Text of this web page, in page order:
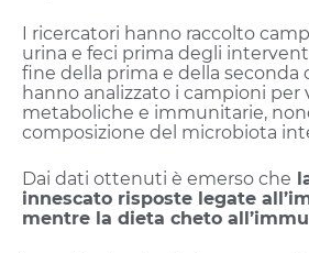
I ricercatori hanno raccolto
urina e feci prima degli
fine della prima e della seconda
hanno analizzato i campioni per
metaboliche e immunitarie,
composizione del microbiota
Dai dati ottenuti è emerso che
innescato risposte legate
mentre la dieta cheto